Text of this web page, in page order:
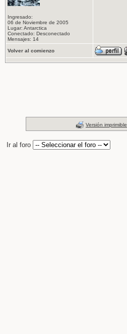
Ingresado:
06 de Noviembre de 2005
Lugar: Antarctica
Conectado: Desconectado
Mensajes: 14
Volver al comienzo
Versión imprimible
Ir al foro